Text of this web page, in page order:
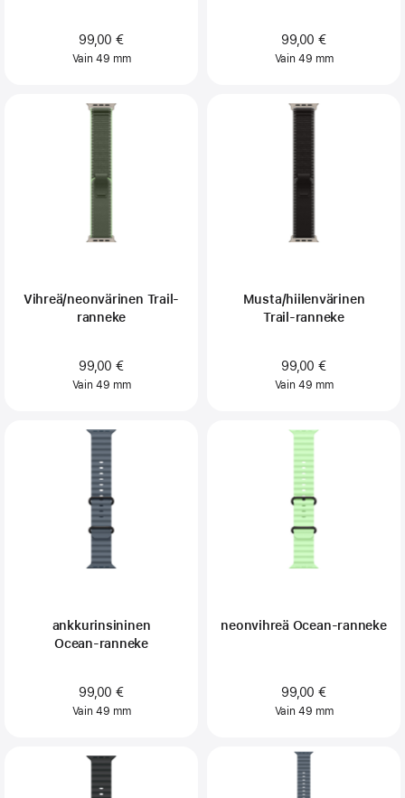
99,00 €
Vain 49 mm
99,00 €
Vain 49 mm
Vihreä/neonvärinen Trail-
ranneke
99,00 €
Vain 49 mm
Musta/hiilenvärinen
Trail‑ranneke
99,00 €
Vain 49 mm
ankkurinsininen
Ocean‑ranneke
99,00 €
Vain 49 mm
neonvihreä Ocean-ranneke
99,00 €
Vain 49 mm